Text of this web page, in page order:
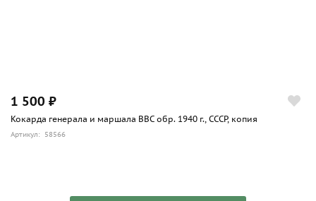
1 500 ₽
Кокарда генерала и маршала ВВС обр. 1940 г., СССР, копия
Артикул: 58566